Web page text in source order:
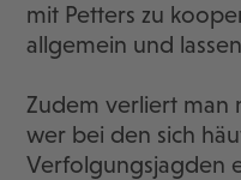
mit Petters zu
allgemein und
Zudem verliert man
wer bei den sich
Verfolgungsjagden